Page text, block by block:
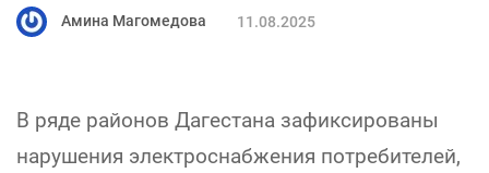
Амина Магомедова 11.08.2025
В ряде районов Дагестана зафиксированы
нарушения электроснабжения потребителей,